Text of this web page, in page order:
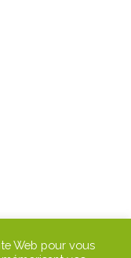
Web pour vous